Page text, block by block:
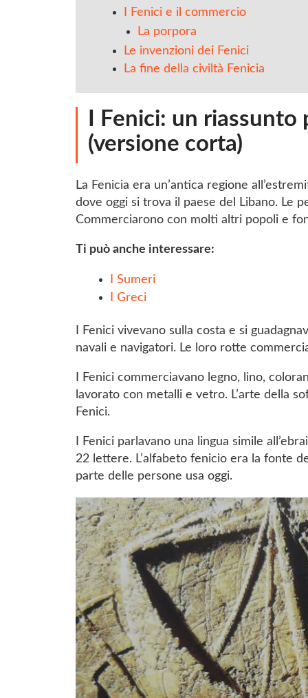
I Fenici e il commercio
La porpora
Le invenzioni dei Fenici
La fine della civiltà Fenicia
I Fenici: un
(versione corta)
La Fenicia era un’antica regione
dove oggi si trova il paese del Libano. Le
Commerciarono con molti altri popoli e
Ti può anche interessare:
I Sumeri
I Greci
I Fenici vivevano sulla costa e si
navali e navigatori. Le loro rotte
I Fenici commerciavano legno, lino,
lavorato con metalli e vetro. L’arte della
Fenici.
I Fenici parlavano una lingua simile
22 lettere. L’alfabeto fenicio era la fonte
parte delle persone usa oggi.